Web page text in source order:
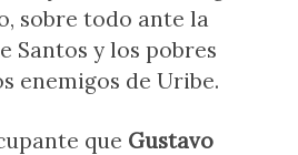
sobre todo ante la
Santos y los pobres
enemigos de Uribe.
que Gustavo